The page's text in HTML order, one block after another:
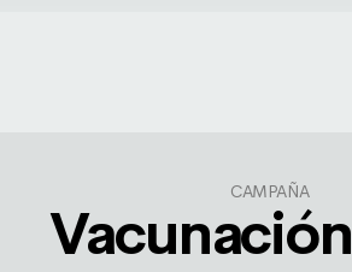
CAMPAÑA
Vacunación